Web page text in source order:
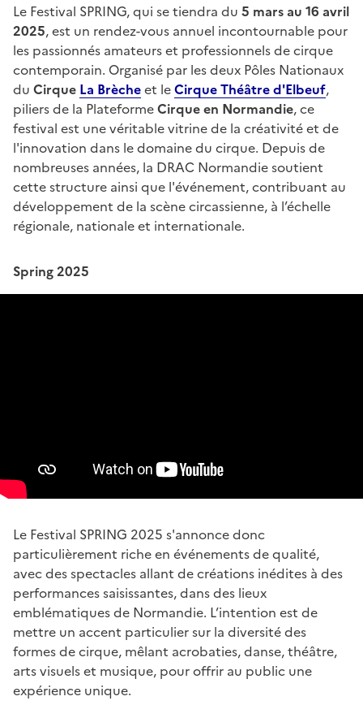
Le Festival SPRING, qui se tiendra du 5 mars au 16 avril
2025, est un rendez-vous annuel incontournable pour
les passionnés amateurs et professionnels de cirque
contemporain. Organisé par les deux Pôles Nationaux
du Cirque La Brècheet leCirque Théâtre d'Elbeuf,
piliers de la PlateformeCirque en Normandie, ce
festival est une véritable vitrine de la créativité et de
l'innovation dans le domaine du cirque. Depuis de
nombreuses années, la DRAC Normandie soutient
cette structure ainsi que l'événement, contribuant au
développement de la scène circassienne, à l’échelle
régionale, nationale et internationale.
Spring 2025
Le Festival SPRING 2025 s'annonce donc
particulièrement riche en événements de qualité,
avec des spectacles allant de créations inédites à des
performances saisissantes, dans des lieux
emblématiques de Normandie. L’intention est de
mettre un accent particulier sur la diversité des
formes de cirque, mêlant acrobaties, danse, théâtre,
arts visuels et musique, pour offrir au public une
expérience unique.